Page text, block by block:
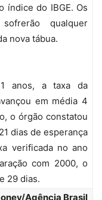
índice do IBGE. Os
qualquer
nova tábua.
anos, a taxa da
em média 4
o órgão constatou
dias de esperança
verificada no ano
com 2000, o
29 dias.
Agência Brasil